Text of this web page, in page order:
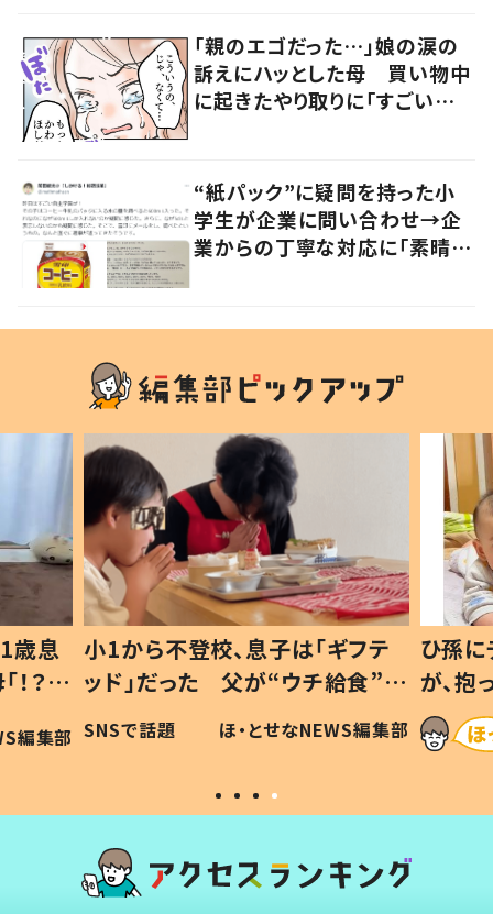
「親のエゴだった…」娘の涙の
訴えにハッとした母 買い物中
に起きたやり取りに「すごい分
“紙パック”に疑問を持った小
学生が企業に問い合わせ→企
業からの丁寧な対応に「素晴ら
歳息
？」
編集部
小1から不登校、息子は「ギフテ
ッド」だった 父が“ウチ給食”を
作り続ける理由とは #令和の親
#令和の子
SNSで話題 ほ・とせなNEWS編集部
ひ孫
が、
「涙が
い」